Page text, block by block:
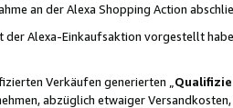
an der Alexa Shopping Action
Alexa-Einkaufsaktion vorgestellt
Verkäufen generierten „
abzüglich etwaiger